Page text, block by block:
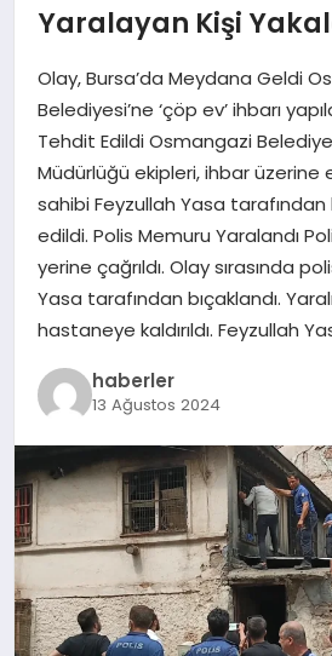
SPOR
SAĞLIK
EKONOMI
MAGAZIN
EĞITIM
Yaralayan Kişi
Olay, Bursa’da Meydana Geldi
Belediyesi’ne ‘çöp ev’ ihbarı
Tehdit Edildi Osmangazi
Müdürlüğü ekipleri, ihbar
sahibi Feyzullah Yasa
edildi. Polis Memuru Yaralandı
yerine çağrıldı. Olay sırasında
Yasa tarafından bıçaklandı.
hastaneye kaldırıldı. Feyzullah
haberler
13 Ağustos 2024